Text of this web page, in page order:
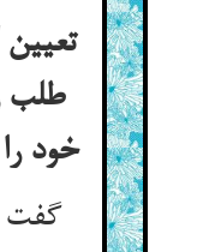
طلب
خود
گفت